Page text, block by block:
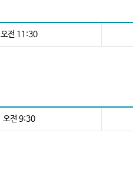
오전 11:30
오전 9:30